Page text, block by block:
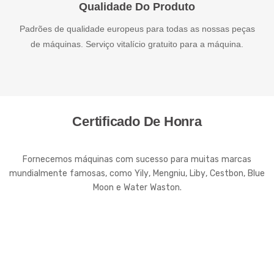
Qualidade Do Produto
Padrões de qualidade europeus para todas as nossas peças
de máquinas. Serviço vitalício gratuito para a máquina.
Certificado De Honra
Fornecemos máquinas com sucesso para muitas marcas
mundialmente famosas, como Yily, Mengniu, Liby, Cestbon, Blue
Moon e Water Waston.